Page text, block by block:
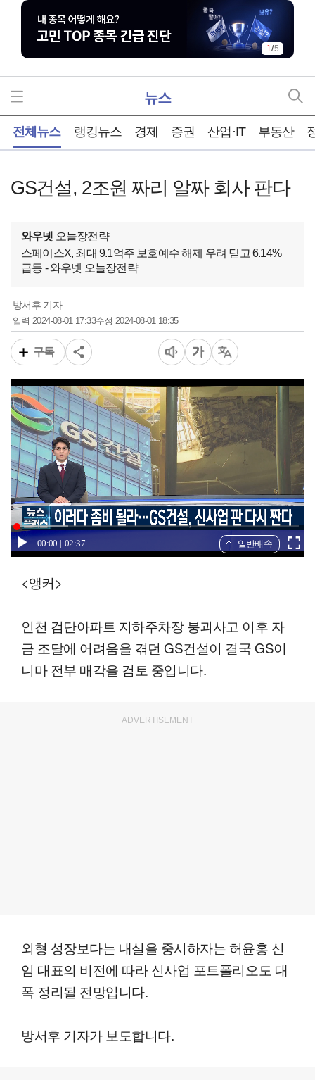
1/5
뉴스
전체뉴스 랭킹뉴스 경제 증권 산업·IT 부동산
GS건설, 2조원 짜리 알짜 회사 판다
와우넷 오늘장전략
스페이스X, 최대 9.1억주 보호예수 해제 우려 딛고 6.14%
급등 - 와우넷 오늘장전략
방서후 기자
입력2024-08-01 17:33수정 2024-08-01 18:35
구독
00:00 02:37 일반배속
<앵커>
인천 검단아파트 지하주차장 붕괴사고 이후 자
금 조달에 어려움을 겪던 GS건설이 결국 GS이
니마 전부 매각을 검토 중입니다.
ADVERTISEMENT
외형 성장보다는 내실을 중시하자는 허윤홍 신
임 대표의 비전에 따라 신사업 포트폴리오도 대
폭 정리될 전망입니다.
방서후 기자가 보도합니다.